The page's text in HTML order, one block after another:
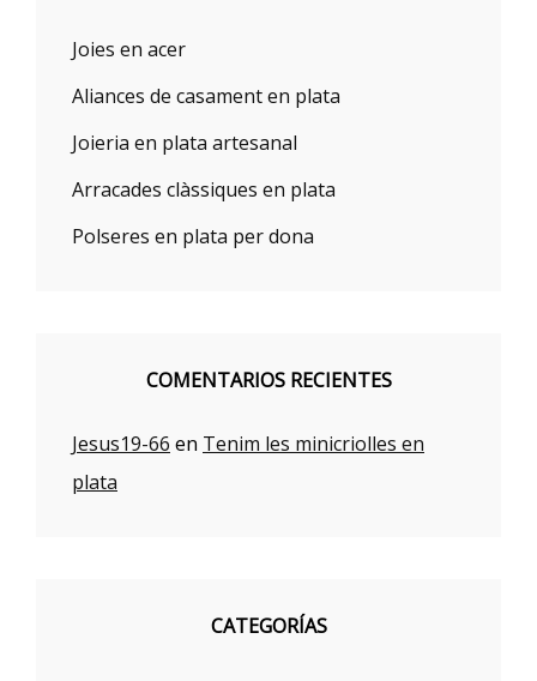
Joies en acer
Aliances de casament en plata
Joieria en plata artesanal
Arracades clàssiques en plata
Polseres en plata per dona
COMENTARIOS RECIENTES
Jesus19-66 en Tenim les minicriolles en
plata
CATEGORÍAS